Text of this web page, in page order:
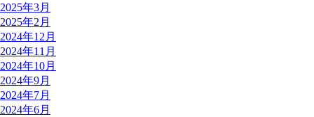
2025年3月
2025年2月
2024年12月
2024年11月
2024年10月
2024年9月
2024年7月
2024年6月